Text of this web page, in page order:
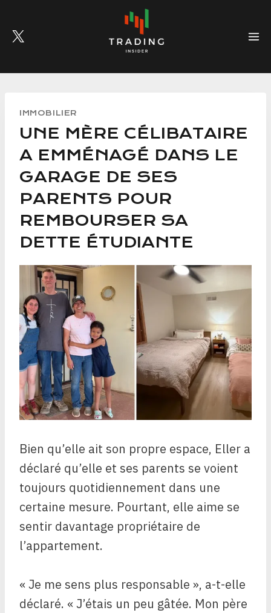
content
IMMOBILIER
UNE MÈRE CÉLIBATAIRE
A EMMÉNAGÉ DANS LE
GARAGE DE SES
PARENTS POUR
REMBOURSER SA
DETTE ÉTUDIANTE
Bien qu’elle ait son propre espace, Eller a
déclaré qu’elle et ses parents se voient
toujours quotidiennement dans une
certaine mesure. Pourtant, elle aime se
sentir davantage propriétaire de
l’appartement.
« Je me sens plus responsable », a-t-elle
déclaré. « J’étais un peu gâtée. Mon père